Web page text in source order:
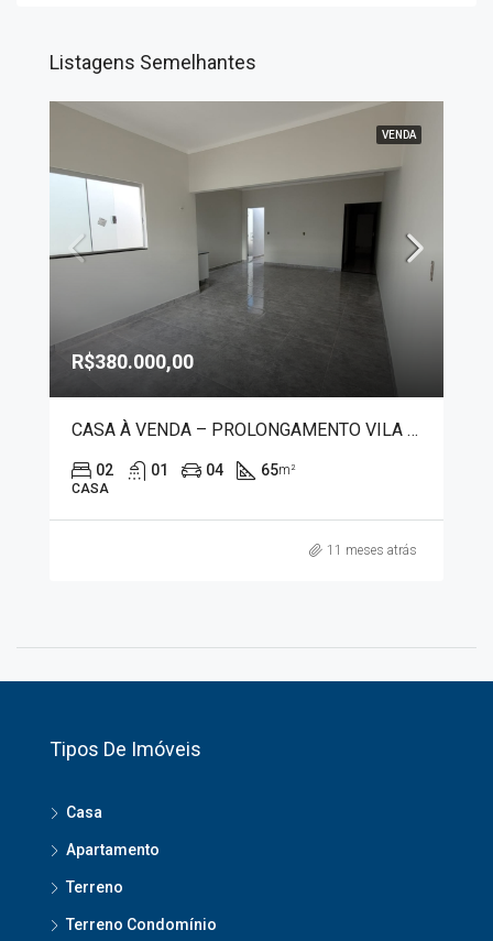
Listagens Semelhantes
VENDA
R$380.000,00
CASA À VENDA – PROLONGAMENTO VILA SANTA RITA 5246
02 01 04 65m²
CASA
11 meses atrás
Tipos De Imóveis
Casa
Apartamento
Terreno
Terreno Condomínio